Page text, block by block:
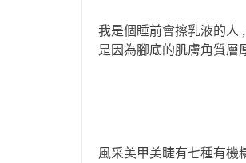
我是個睡前會擦乳液的人
是因為腳底的肌膚角質層
風采美甲美睫有七種有機